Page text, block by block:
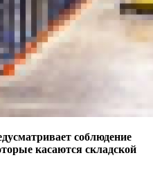
соблюдение
касаются складской